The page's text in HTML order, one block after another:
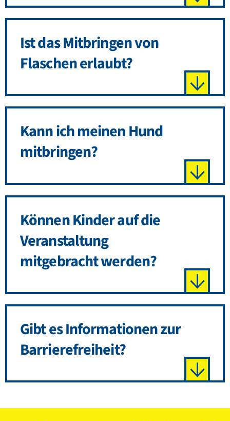
Ist das Mitbringen von
Flaschen erlaubt?
Kann ich meinen Hund
mitbringen?
Können Kinder auf die
Veranstaltung
mitgebracht werden?
Gibt es Informationen zur
Barrierefreiheit?